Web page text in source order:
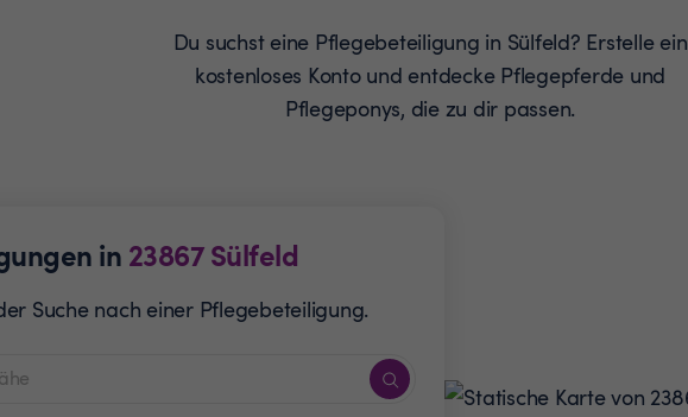
Du suchst eine Pflegebeteiligung in Sülfeld? Erstelle ein
kostenloses Konto und entdecke Pflegepferde und
Pflegeponys, die zu dir passen.
in 23867 Sülfeld
Suche nach einer Pflegebeteiligung.